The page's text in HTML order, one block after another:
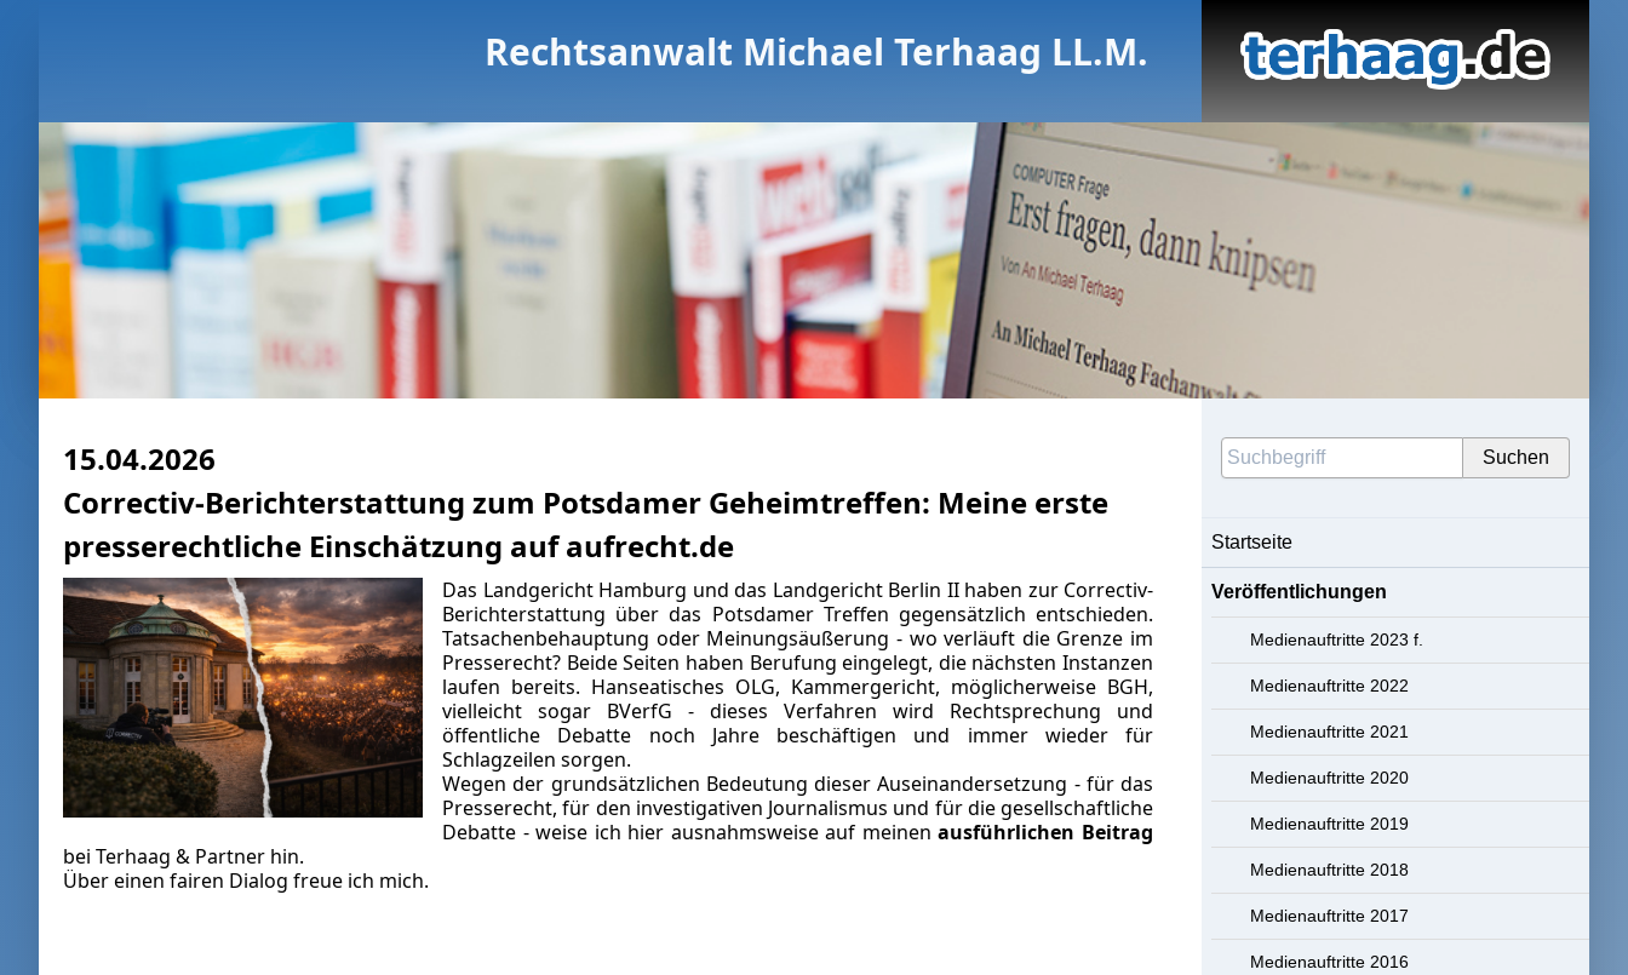
Rechtsanwalt Michael Terhaag LL.M.
15.04.2026
Correctiv-Berichterstattung zum Potsdamer Geheimtreffen: Meine erste
presserechtliche Einschätzung auf aufrecht.de
Das Landgericht Hamburg und das Landgericht Berlin IIhaben zur Correctiv-
Berichterstattung über das Potsdamer Treffen gegensätzlich entschieden.
Tatsachenbehauptung oder Meinungsäußerung - wo verläuft die Grenze im
Presserecht? Beide Seiten haben Berufung eingelegt, die nächsten Instanzen
laufen bereits. Hanseatisches OLG, Kammergericht, möglicherweise BGH,
vielleicht sogar BVerfG - dieses Verfahren wird Rechtsprechung und
öffentliche Debatte noch Jahre beschäftigen und immer wieder für
Schlagzeilen sorgen.
Wegen der grundsätzlichen Bedeutung dieser Auseinandersetzung - für das
Presserecht, für den investigativen Journalismus und für die gesellschaftliche
Debatte - weise ich hier ausnahmsweise auf meinenausführlichen Beitrag
bei Terhaag & Partner hin.
Über einen fairen Dialog freue ich mich.
Startseite
Veröffentlichungen
Medienauftritte 2023 f.
Medienauftritte 2022
Medienauftritte 2021
Medienauftritte 2020
Medienauftritte 2019
Medienauftritte 2018
Medienauftritte 2017
Medienauftritte 2016